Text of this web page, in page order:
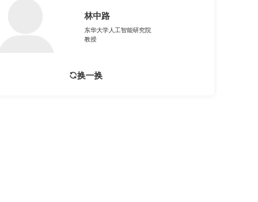
林中路
东华大学人工智能研究院
教授
换一换